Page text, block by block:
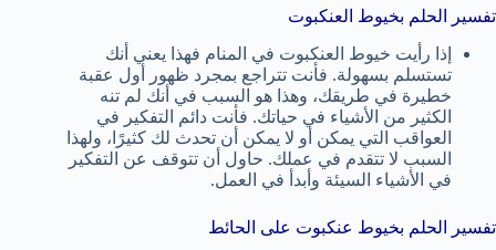
تفسير الحلم بخيوط العنكبوت
إذا رأيت خيوط العنكبوت في المنام فهذا يعني أنك
تستسلم بسهولة. فأنت تتراجع بمجرد ظهور أول عقبة
خطيرة في طريقك، وهذا هو السبب في أنك لم تنه
الكثير من الأشياء في حياتك. فأنت دائم التفكير في
العواقب التي يمكن أو لا يمكن أن تحدث لك كثيرًا، ولهذا
السبب لا تتقدم في عملك. حاول أن تتوقف عن التفكير
في الأشياء السيئة وأبدأ في العمل.
تفسير الحلم بخيوط عنكبوت على الحائط